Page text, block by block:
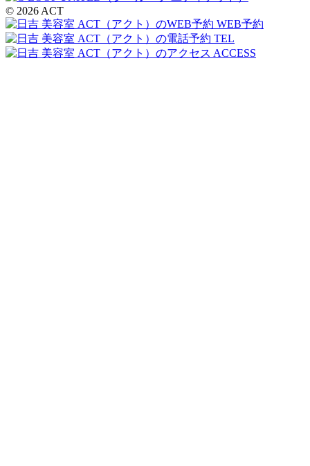
© 2026 ACT
WEB予約
TEL
ACCESS